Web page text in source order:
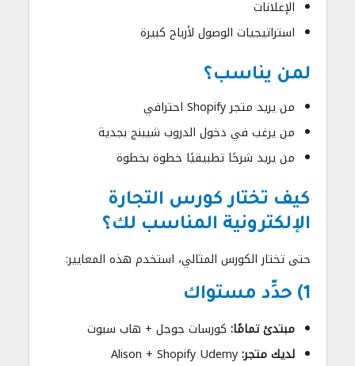
الإعلانات
استراتيجيات الوصول لأرباح كبيرة
لمن يناسب؟
من يريد متجر Shopify احترافي
من يرغب في دخول الدروب شيبنج بجدية
من يريد شرحًا تطبيقيًا خطوة بخطوة
كيف تختار كورس التجارة
الإلكترونية المناسب لك؟
حتى تختار الكورس المثالي، استخدم هذه المعايير:
1) حدِّد مستواك
مبتدئ تمامًا: كورسات جوجل + هاب سبوت
لديك متجر:Alison + Shopify Udemy